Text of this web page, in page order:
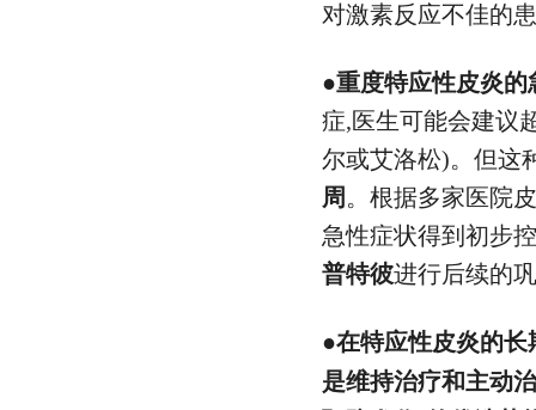
对激素反应不佳的
●重度特应性皮炎的
症,医生可能会建议
尔或艾洛松)。但这
周 。根据多家医院
急性症状得到初步
普特彼进行后续的
●在特应性皮炎的
是维持治疗和主动